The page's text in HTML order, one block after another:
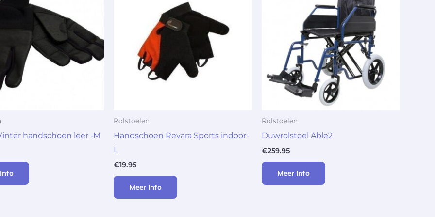
handschoen leer -M
Rolstoelen
Handschoen Revara Sports indoor-
L
€19.95
Meer Info
Rolstoelen
Duwrolstoel Able2
€259.95
Meer Info